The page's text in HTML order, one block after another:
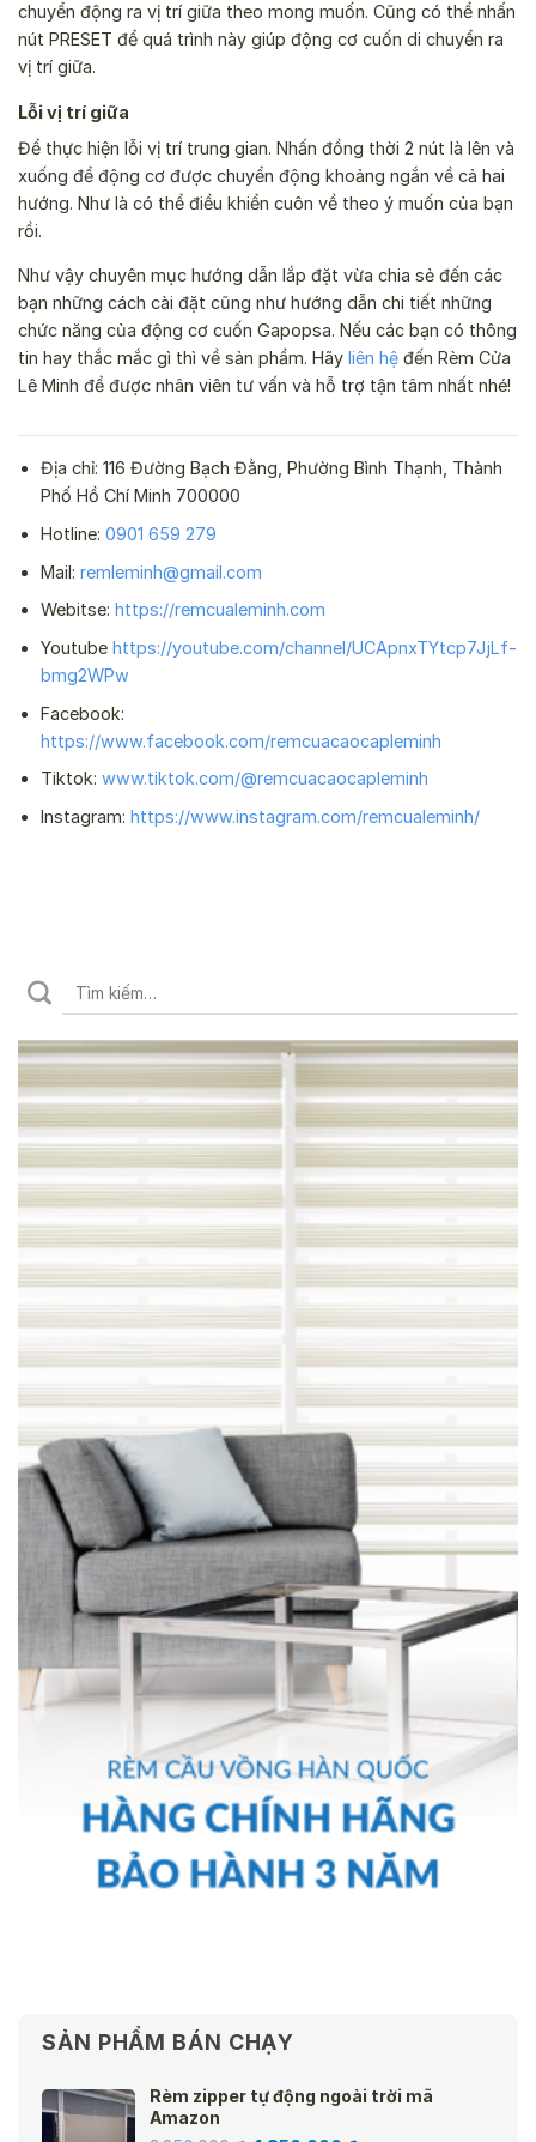
chuyển động ra vị trí giữa theo mong muốn. Cũng có thể nhấn
nút PRESET để quá trình này giúp động cơ cuốn di chuyển ra
vị trí giữa.
Lỗi vị trí giữa
Để thực hiện lỗi vị trí trung gian. Nhấn đồng thời 2 nút là lên và
xuống để động cơ được chuyển động khoảng ngắn về cả hai
hướng. Như là có thể điều khiển cuôn về theo ý muốn của bạn
rồi.
Như vậy chuyên mục hướng dẫn lắp đặt vừa chia sẻ đến các
bạn những cách cài đặt cũng như hướng dẫn chi tiết những
chức năng của động cơ cuốn Gapopsa. Nếu các bạn có thông
tin hay thắc mắc gì thì về sản phẩm. Hãy liên hệ đến Rèm Cửa
Lê Minh để được nhân viên tư vấn và hỗ trợ tận tâm nhất nhé!
Địa chỉ: 116 Đường Bạch Đằng, Phường Bình Thạnh, Thành
Phố Hồ Chí Minh 700000
Hotline: 0901 659 279
Mail: remleminh@gmail.com
Webitse: https://remcualeminh.com
Youtube https://youtube.com/channel/UCApnxTYtcp7JjLf-
bmg2WPw
Facebook:
https://www.facebook.com/remcuacaocapleminh
Tiktok: www.tiktok.com/@remcuacaocapleminh
Instagram: https://www.instagram.com/remcualeminh/
SẢN PHẨM BÁN CHẠY
Rèm zipper tự động ngoài trời mã
Amazon